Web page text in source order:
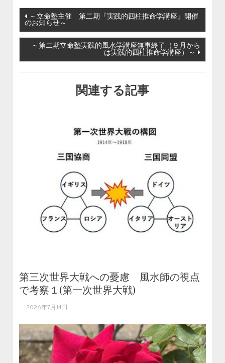
投稿ナビゲーション
～立命塾主催 第二期『実践的四柱推命学講座』開催
のお知らせ～
～第二期立命塾実践的風水学講座無事終了（９月から
は実践的四柱推命学講座）～
関連する記事
第三次世界大戦への憂慮 風水師の視点
で考察１(第一次世界大戦)
2026年7月14日